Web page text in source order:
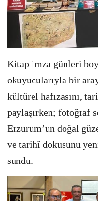
Kitap imza günleri
okuyucularıyla bir
kültürel hafızasını,
paylaşırken; fotoğraf
Erzurum’un doğal
ve tarihî dokusunu
sundu.